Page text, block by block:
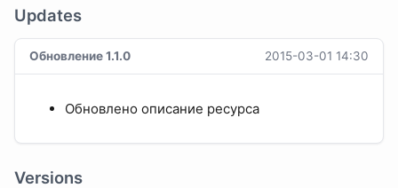
Updates
Обновление 1.1.0 2015-03-01 14:30
Обновлено описание ресурса
Versions